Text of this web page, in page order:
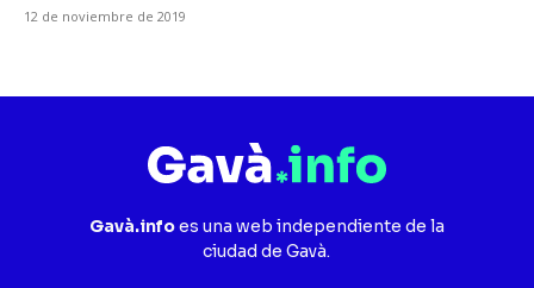
12 de noviembre de 2019
Gavà.infoes una web independiente de la
ciudad de Gavà.